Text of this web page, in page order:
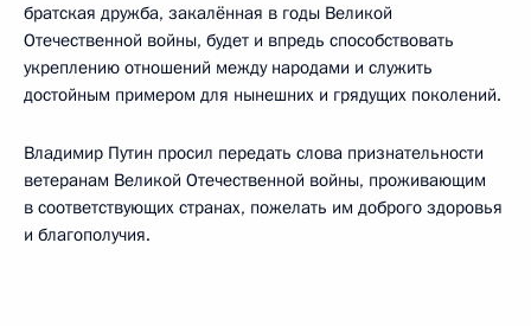
братская дружба, закалённая в годы Великой
Отечественной войны, будет и впредь способствовать
укреплению отношений между народами и служить
достойным примером для нынешних и грядущих поколений.
Владимир Путин просил передать слова признательности
ветеранам Великой Отечественной войны, проживающим
в соответствующих странах, пожелать им доброго здоровья
и благополучия.